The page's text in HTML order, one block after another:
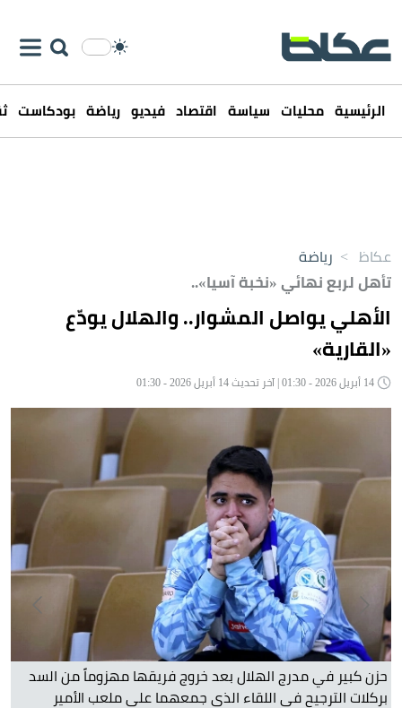
الرئيسية محليات سياسة اقتصاد فيديو رياضة بودكاست
عكاظ > رياضة
تأهل لربع نهائي «نخبة آسيا»..
الأهلي يواصل المشوار.. والهلال يودّع
«القارية»
حزن كبير في مدرج الهلال بعد خروج فريقها مهزوماً من السد
بركلات الترجيح في اللقاء الذي جمعهما على ملعب الأمير